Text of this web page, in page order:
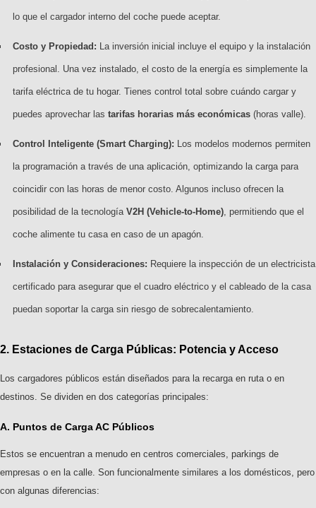
lo que el cargador interno del coche puede aceptar.
Costo y Propiedad: La inversión inicial incluye el equipo y la instalación
profesional. Una vez instalado, el costo de la energía es simplemente la
tarifa eléctrica de tu hogar. Tienes control total sobre cuándo cargar y
puedes aprovechar las tarifas horarias más económicas(horas valle).
Control Inteligente (Smart Charging): Los modelos modernos permiten
la programación a través de una aplicación, optimizando la carga para
coincidir con las horas de menor costo. Algunos incluso ofrecen la
posibilidad de la tecnología V2H (Vehicle-to-Home), permitiendo que el
coche alimente tu casa en caso de un apagón.
Instalación y Consideraciones: Requiere la inspección de un electricista
certificado para asegurar que el cuadro eléctrico y el cableado de la casa
puedan soportar la carga sin riesgo de sobrecalentamiento.
2. Estaciones de Carga Públicas: Potencia y Acceso
Los cargadores públicos están diseñados para la recarga en ruta o en
destinos. Se dividen en dos categorías principales:
A. Puntos de Carga AC Públicos
Estos se encuentran a menudo en centros comerciales, parkings de
empresas o en la calle. Son funcionalmente similares a los domésticos, pero
con algunas diferencias: